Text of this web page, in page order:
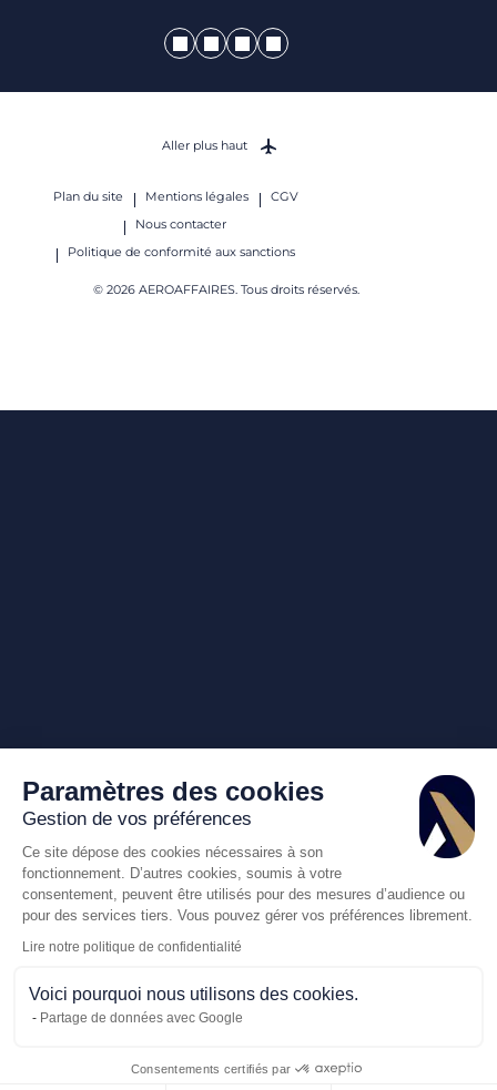
Plan du site Mentions légales
CGV
Nous contacter
Politique de conformité aux sanctions
© 2026 AEROAFFAIRES. Tous droits réservés.
Aller plus haut
Paramètres des cookies
Gestion de vos préférences
Ce site dépose des cookies nécessaires à son
fonctionnement. D’autres cookies, soumis à votre
consentement, peuvent être utilisés pour des mesures d’audience ou
pour des services tiers. Vous pouvez gérer vos préférences librement.
Lire notre politique de confidentialité
Voici pourquoi nous utilisons des cookies.
Partage de données avec Google
Consentements certifiés par